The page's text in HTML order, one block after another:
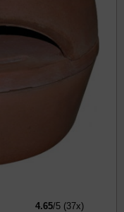
4.65/5 (37x)